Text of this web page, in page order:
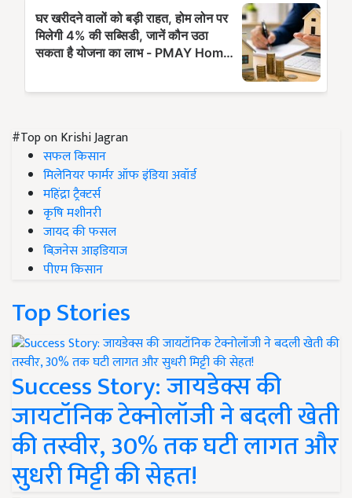
#Top on Krishi Jagran
सफल किसान
मिलेनियर फार्मर ऑफ इंडिया अवॉर्ड
महिंद्रा ट्रैक्टर्स
कृषि मशीनरी
जायद की फसल
बिज़नेस आइडियाज
पीएम किसान
Top Stories
Success Story: जायडेक्स की
जायटॉनिक टेक्नोलॉजी ने बदली खेती
की तस्वीर, 30% तक घटी लागत और
सुधरी मिट्टी की सेहत!